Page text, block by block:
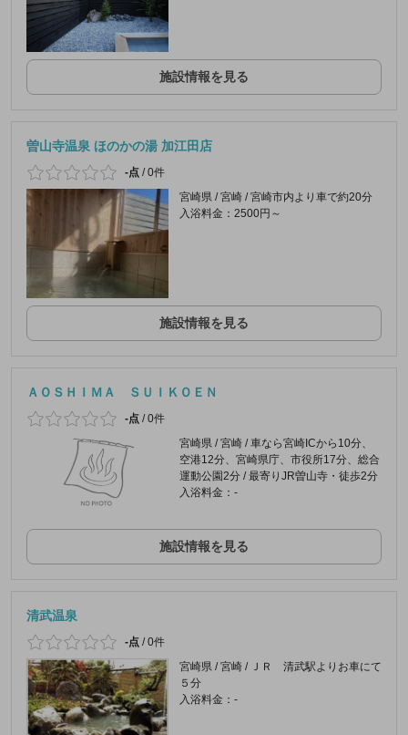
施設情報を見る
曽山寺温泉 ほのかの湯 加江田店
-点 /0件
宮崎県 / 宮崎 / 宮崎市内より車で約20分
入浴料金：2500円～
施設情報を見る
ＡＯＳＨＩＭＡ ＳＵＩＫＯＥＮ
-点 /0件
宮崎県 / 宮崎 / 車なら宮崎ICから10分、
空港12分、宮崎県庁、市役所17分、総合
運動公園2分 / 最寄りJR曽山寺・徒歩2分
入浴料金：-
施設情報を見る
清武温泉
-点 /0件
宮崎県 / 宮崎 / ＪＲ 清武駅よりお車にて
５分
入浴料金：-